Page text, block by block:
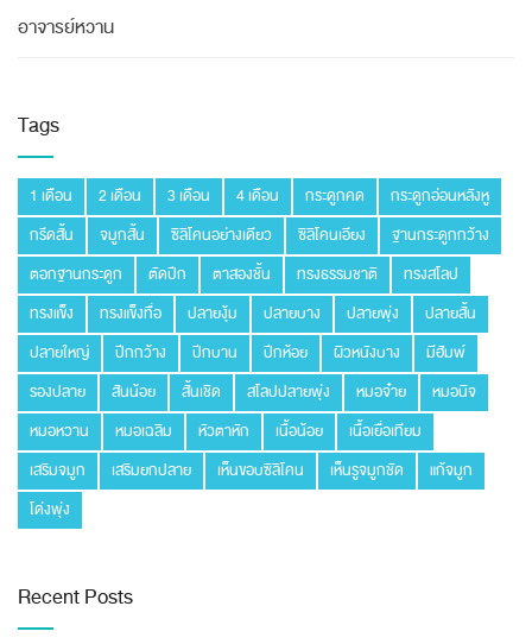
อาจารย์หวาน
Tags
1 เดือน 2 เดือน 3 เดือน 4 เดือน กระดูกคด
กระดูกอ่อนหลังหู
กรีดสั้น
จมูกสั้น ซิลิโคนอย่างเดียว ซิลิโคนเอียง
ฐานกระดูกกว้าง
ตอกฐานกระดูก
ตัดปีก ตาสองชั้น ทรงธรรมชาติ
ทรงสโลป
ทรงแข็ง
ทรงแข็งทื่อ ปลายงุ้ม ปลายบาง ปลายพุ่ง
ปลายสั้น
ปลายใหญ่
ปีกกว้าง ปีกบาน ปีกห้อย ผิวหนังบาง
มีฮัมพ์
รองปลาย
สันน้อย สั้นเชิด สโลปปลายพุ่ง หมอจ๋าย
หมอนิจ
หมอหวาน
หมอเฉลิม หัวตาหัก เนื้อน้อย
เนื้อเยื่อเทียม
เสริมจมูก
เสริมยกปลาย เห็นขอบซิลิโคน เห็นรูจมูกชัด
แก้จมูก
โด่งพุ่ง
Recent Posts